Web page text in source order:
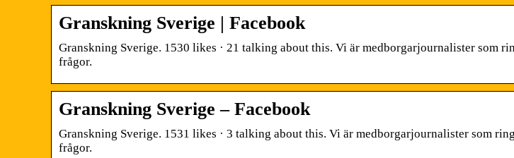
Granskning Sverige | Facebook
Granskning Sverige. 1530 likes · 21 talking about this. Vi är medborgarjournalister som
frågor.
Granskning Sverige – Facebook
Granskning Sverige. 1531 likes · 3 talking about this. Vi är medborgarjournalister som
frågor.